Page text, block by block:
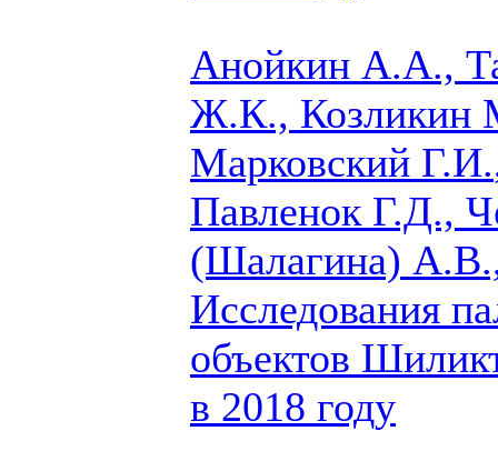
Анойкин А.А.,
Ж.К., Козликин
Марковский Г.И.
Павленок Г.Д.,
(Шалагина)
Исследования
объектов
в 2018 году